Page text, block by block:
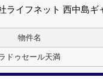
ライフネット 西中島ギ
物件名
ドゥセール天満